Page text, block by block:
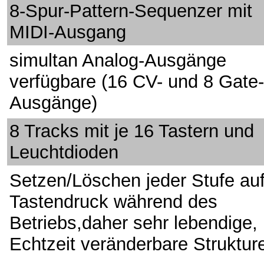
8-Spur-Pattern-Sequenzer mit
MIDI-Ausgang
simultan Analog-Ausgänge
verfügbare (16 CV- und 8 Gate-
Ausgänge)
8 Tracks mit je 16 Tastern und
Leuchtdioden
Setzen/Löschen jeder Stufe
Tastendruck während des
Betriebs,daher sehr lebendige,
Echtzeit veränderbare